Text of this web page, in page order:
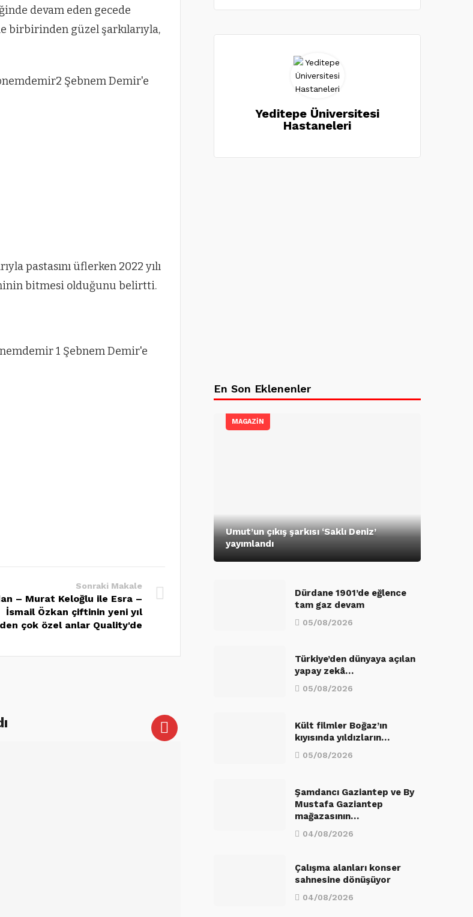
devam eden gecede
birbirinden güzel şarkılarıyla,
pastasını üflerken 2022 yılı
bitmesi olduğunu belirtti.
Sonraki Makale
– Murat Keloğlu ile Esra –
İsmail Özkan çiftinin yeni yıl
çok özel anlar Quality'de
Yeditepe Üniversitesi
Hastaneleri
En Son Eklenenler
MAGAZİN
Umut’un çıkış şarkısı ‘Saklı Deniz’
yayımlandı
Dürdane 1901’de eğlence
tam gaz devam
05/08/2026
Türkiye’den dünyaya açılan
yapay zekâ…
05/08/2026
Kült filmler Boğaz’ın
kıyısında yıldızların…
05/08/2026
Şamdancı Gaziantep ve By
Mustafa Gaziantep
mağazasının…
04/08/2026
Çalışma alanları konser
sahnesine dönüşüyor
04/08/2026